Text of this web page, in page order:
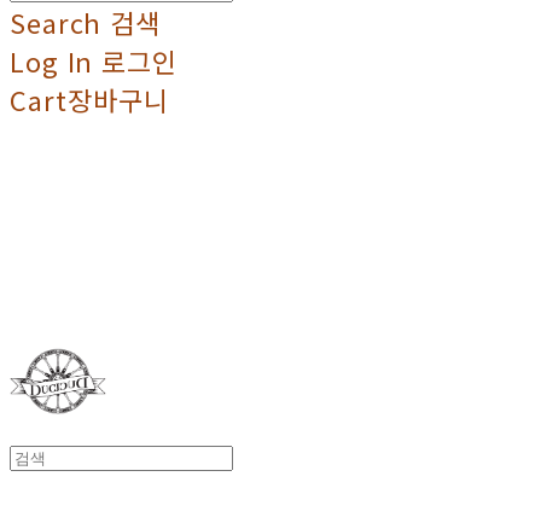
Search 검색
Log In 로그인
Cart장바구니